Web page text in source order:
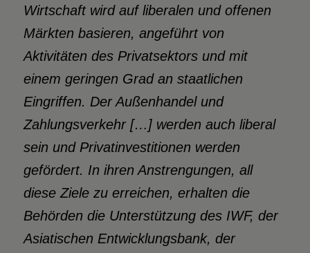
Wirtschaft wird auf liberalen und offenen
Märkten basieren, angeführt von
Aktivitäten des Privatsektors und mit
einem geringen Grad an staatlichen
Eingriffen. Der Außenhandel und
Zahlungsverkehr […] werden auch liberal
sein und Privatinvestitionen werden
gefördert. In ihren Anstrengungen, all
diese Ziele zu erreichen, erhalten die
Behörden die Unterstützung des IWF, der
Asiatischen Entwicklungsbank, der